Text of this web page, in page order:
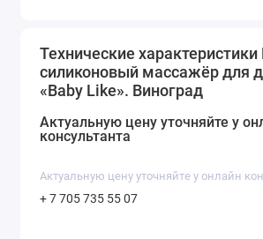
Технические
силиконовый массажёр для
«Baby Like». Виноград
Актуальную цену уточняйте у
консультанта
Актуальную цену уточняйте у онлайн
+ 7 705 735 55 07